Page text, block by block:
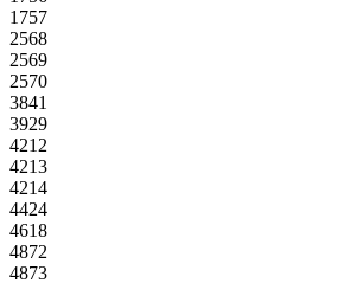
1757
2568
2569
2570
3841
3929
4212
4213
4214
4424
4618
4872
4873